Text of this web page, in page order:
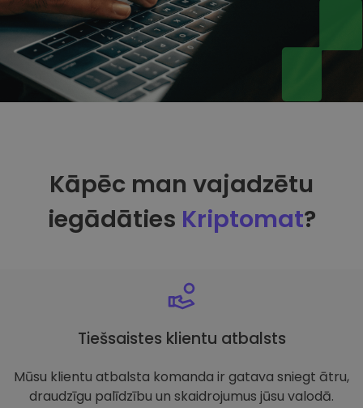
Kāpēc man vajadzētu
iegādāties Kriptomat?
Tiešsaistes klientu atbalsts
Mūsu klientu atbalsta komanda ir gatava sniegt ātru,
draudzīgu palīdzību un skaidrojumus jūsu valodā.